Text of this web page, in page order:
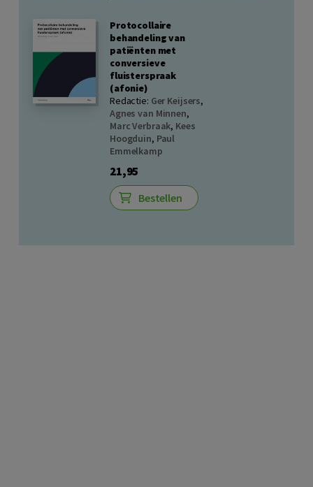
Protocollaire
behandeling van
patiënten met
conversieve
fluisterspraak
(afonie)
Redactie: Ger Keijsers,
Agnes van Minnen,
Marc Verbraak, Kees
Hoogduin, Paul
Emmelkamp
21,95
Bestellen